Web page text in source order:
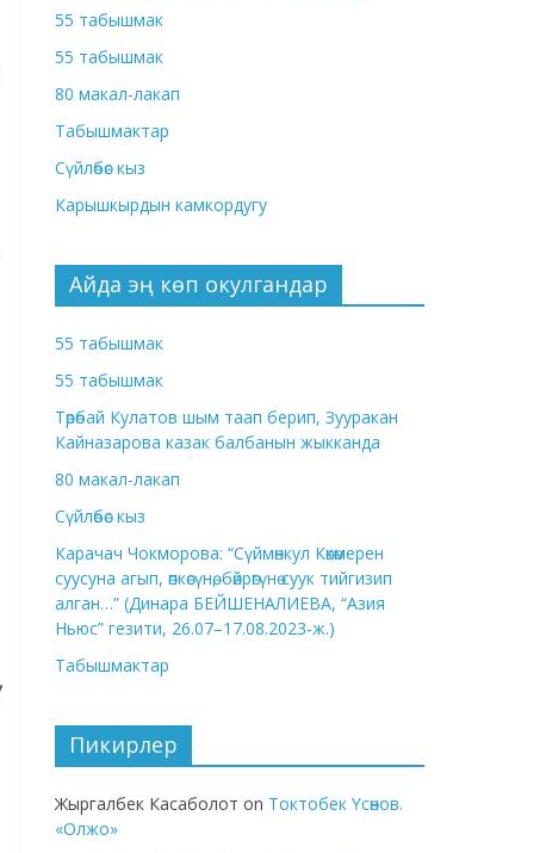
55 табышмак
55 табышмак
80 макал-лакап
Табышмактар
Сүйлөбөс кыз
Карышкырдын камкордугу
Айда эң көп окулгандар
55 табышмак
55 табышмак
Төрөбай Кулатов шым таап берип, Зууракан
Кайназарова казак балбанын жыкканда
80 макал-лакап
Сүйлөбөс кыз
Карачач Чокморова: “Сүймөнкул Көкөмерен
суусуна агып, өпкөсүнө, бөйрөгүнө суук тийгизип
алган…” (Динара БЕЙШЕНАЛИЕВА, “Азия
Ньюс” гезити, 26.07–17.08.2023-ж.)
Табышмактар
Пикирлер
Жыргалбек Касаболот on Токтобек Үсөнов.
«Олжо»